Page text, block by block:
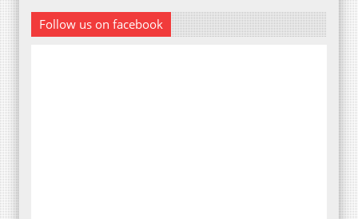
Follow us on facebook